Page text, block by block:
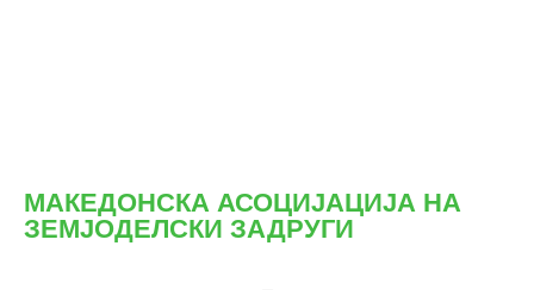
МАКЕДОНСКА АСОЦИЈАЦИЈА НА
ЗЕМЈОДЕЛСКИ ЗАДРУГИ